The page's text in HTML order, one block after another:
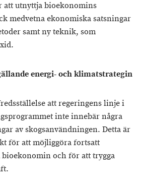
att utnyttja bioekonomins
medvetna ekonomiska satsningar
samt ny teknik, som
energi- och klimatstrategin
att regeringens linje i
inte innebär några
av skogsanvändningen. Detta är
för att möjliggöra fortsatt
och för att trygga